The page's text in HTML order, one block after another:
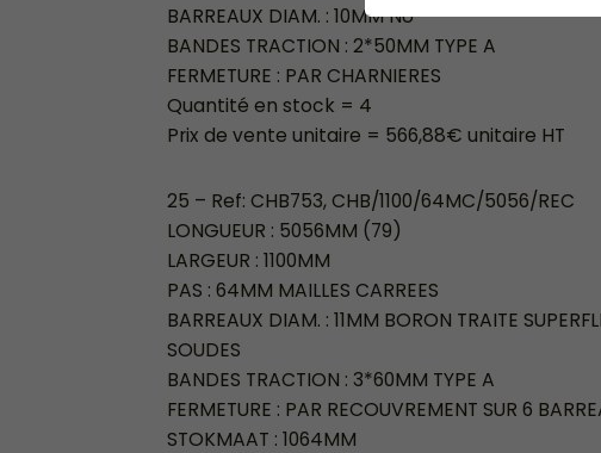
BARREAUX DIAM. : 10MM NU
BANDES TRACTION : 2*50MM TYPE A
FERMETURE : PAR CHARNIERES
Quantité en stock = 4
Prix de vente unitaire = 566,88€ unitaire HT
25 – Ref: CHB753, CHB/1100/64MC/5056/REC
LONGUEUR : 5056MM (79)
LARGEUR : 1100MM
PAS : 64MM MAILLES CARREES
BARREAUX DIAM. : 11MM BORON TRAITE
SOUDES
BANDES TRACTION : 3*60MM TYPE A
FERMETURE : PAR RECOUVREMENT SUR 6
STOKMAAT : 1064MM